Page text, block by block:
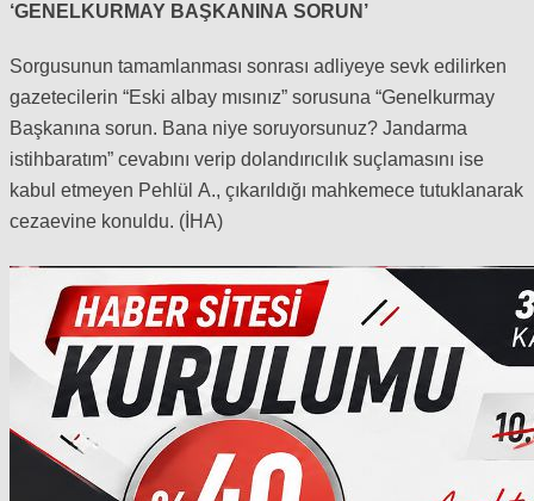
‘GENELKURMAY BAŞKANINA SORUN’
Sorgusunun tamamlanması sonrası adliyeye sevk edilirken
gazetecilerin “Eski albay mısınız” sorusuna “Genelkurmay
Başkanına sorun. Bana niye soruyorsunuz? Jandarma
istihbaratım” cevabını verip dolandırıcılık suçlamasını ise
kabul etmeyen Pehlül A., çıkarıldığı mahkemece tutuklanarak
cezaevine konuldu. (İHA)